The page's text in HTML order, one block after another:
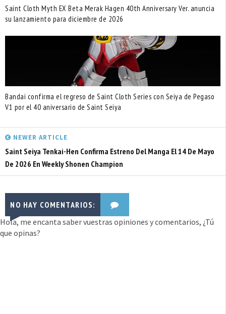
Saint Cloth Myth EX Beta Merak Hagen 40th Anniversary Ver. anuncia
su lanzamiento para diciembre de 2026
Bandai confirma el regreso de Saint Cloth Series con Seiya de Pegaso
V1 por el 40 aniversario de Saint Seiya
NEWER ARTICLE
Saint Seiya Tenkai-Hen Confirma Estreno Del Manga El 14 De Mayo
De 2026 En Weekly Shonen Champion
NO HAY COMENTARIOS:
Hola, me encanta saber vuestras opiniones y comentarios, ¿Tú
que opinas?